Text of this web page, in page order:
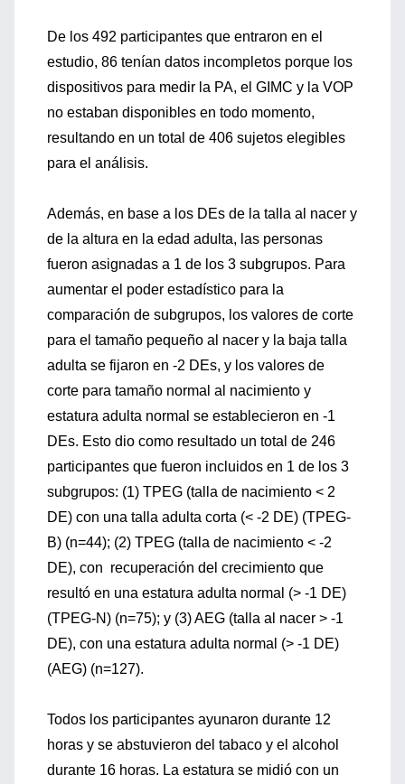
De los 492 participantes que entraron en el
estudio, 86 tenían datos incompletos porque los
dispositivos para medir la PA, el GIMC y la VOP
no estaban disponibles en todo momento,
resultando en un total de 406 sujetos elegibles
para el análisis.
Además, en base a los DEs de la talla al nacer y
de la altura en la edad adulta, las personas
fueron asignadas a 1 de los 3 subgrupos. Para
aumentar el poder estadístico para la
comparación de subgrupos, los valores de corte
para el tamaño pequeño al nacer y la baja talla
adulta se fijaron en -2 DEs, y los valores de
corte para tamaño normal al nacimiento y
estatura adulta normal se establecieron en -1
DEs. Esto dio como resultado un total de 246
participantes que fueron incluidos en 1 de los 3
subgrupos: (1) TPEG (talla de nacimiento < 2
DE) con una talla adulta corta (< -2 DE) (TPEG-
B) (n=44); (2) TPEG (talla de nacimiento < -2
DE), con recuperación del crecimiento que
resultó en una estatura adulta normal (> -1 DE)
(TPEG-N) (n=75); y (3) AEG (talla al nacer > -1
DE), con una estatura adulta normal (> -1 DE)
(AEG) (n=127).
Todos los participantes ayunaron durante 12
horas y se abstuvieron del tabaco y el alcohol
durante 16 horas. La estatura se midió con un